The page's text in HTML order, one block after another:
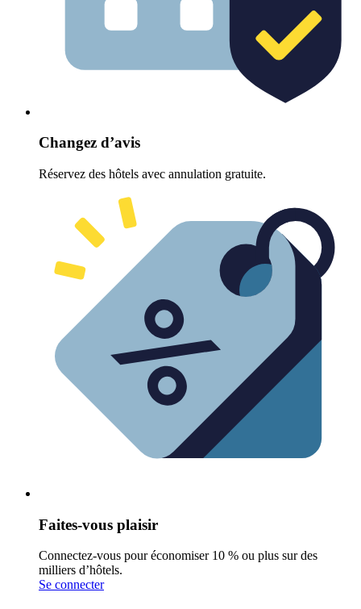
Changez d’avis
Réservez des hôtels avec annulation gratuite.
Faites-vous plaisir
Connectez-vous pour économiser 10 % ou plus sur des
milliers d’hôtels.
Se connecter